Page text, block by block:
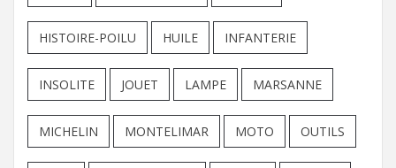
HISTOIRE-POILU HUILE INFANTERIE
INSOLITE JOUET LAMPE MARSANNE
MICHELIN MONTELIMAR MOTO OUTILS